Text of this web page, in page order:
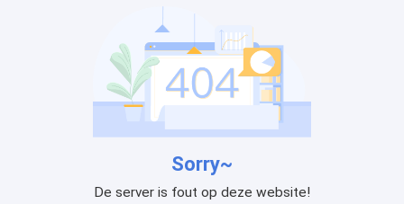
Sorry~
De server is fout op deze website!